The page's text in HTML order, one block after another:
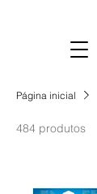
Página inicial
484 produtos